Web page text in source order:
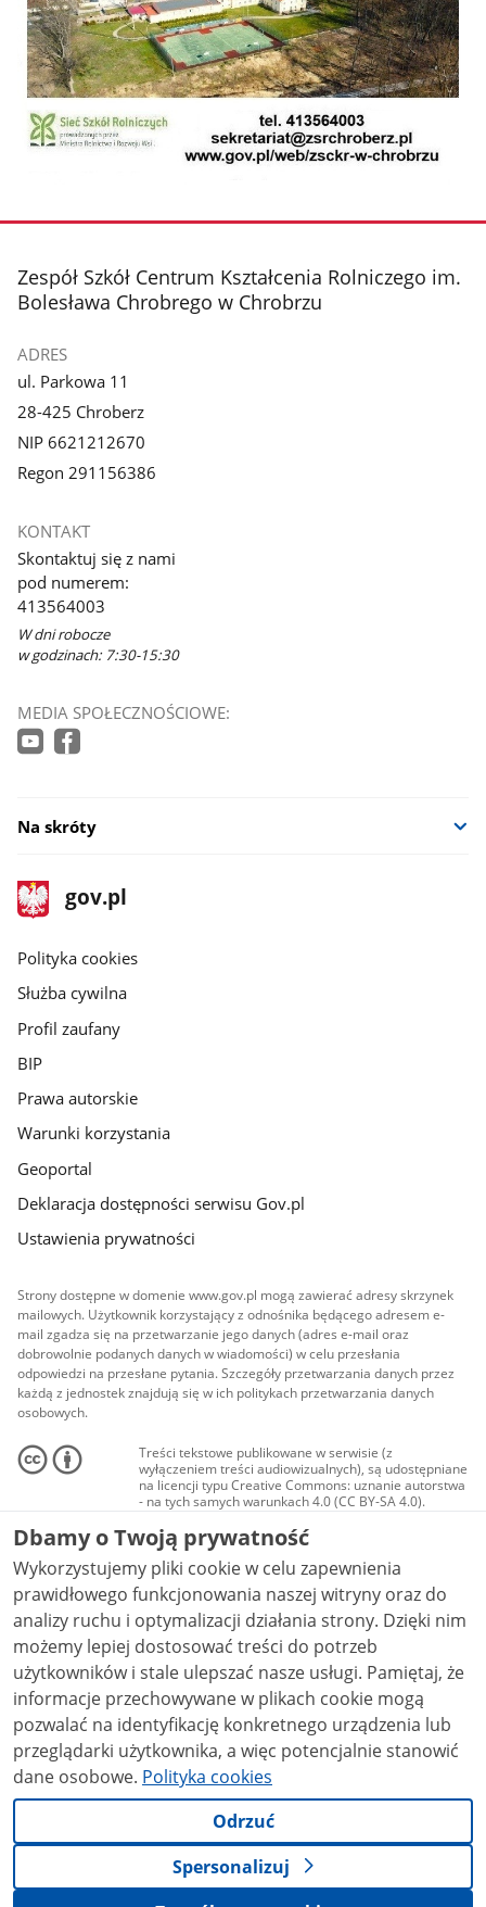
stopka
Zespół Szkół Centrum Kształcenia Rolniczego im.
Bolesława Chrobrego w Chrobrzu
ADRES
ul. Parkowa 11
28-425 Chroberz
NIP 6621212670
Regon 291156386
KONTAKT
Skontaktuj się z nami
pod numerem:
413564003
W dni robocze
w godzinach: 7:30-15:30
MEDIA SPOŁECZNOŚCIOWE:
Na skróty
stopka
gov.pl
Strona
gov.pl
gov.pl
Polityka cookies
Służba cywilna
Profil zaufany
BIP
Prawa autorskie
Warunki korzystania
Geoportal
Deklaracja dostępności serwisu Gov.pl
Ustawienia prywatności
Strony dostępne w domenie www.gov.pl mogą zawierać adresy skrzynek
mailowych. Użytkownik korzystający z odnośnika będącego adresem e-
mail zgadza się na przetwarzanie jego danych (adres e-mail oraz
dobrowolnie podanych danych w wiadomości) w celu przesłania
odpowiedzi na przesłane pytania. Szczegóły przetwarzania danych przez
każdą z jednostek znajdują się w ich politykach przetwarzania danych
osobowych.
Treści tekstowe publikowane w serwisie (z
wyłączeniem treści audiowizualnych), są udostępniane
na licencji typu Creative Commons: uznanie autorstwa
- na tych samych warunkach 4.0 (CC BY-SA 4.0).
Materiały audiowizualne, w tym zdjęcia, materiały
audio i wideo, są udostępniane na licencji typu
Creative Commons: uznanie autorstwa użycie
niekomercyjne - bez utworów zależnych 4.0 (CC BY-
NC-ND 4.0), o ile nie jest to stwierdzone inaczej.
Dbamy o Twoją prywatność
Wykorzystujemy pliki cookie w celu zapewnienia
prawidłowego funkcjonowania naszej witryny oraz do
analizy ruchu i optymalizacji działania strony. Dzięki nim
możemy lepiej dostosować treści do potrzeb
użytkowników i stale ulepszać nasze usługi. Pamiętaj, że
informacje przechowywane w plikach cookie mogą
pozwalać na identyfikację konkretnego urządzenia lub
przeglądarki użytkownika, a więc potencjalnie stanowić
dane osobowe. Polityka cookies
Odrzuć
Spersonalizuj